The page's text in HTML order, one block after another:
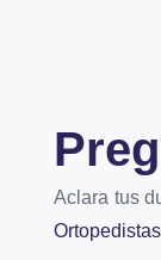
Aclara tus